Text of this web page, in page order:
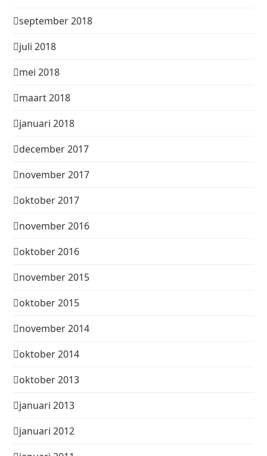
september 2018
juli 2018
mei 2018
maart 2018
januari 2018
december 2017
november 2017
oktober 2017
november 2016
oktober 2016
november 2015
oktober 2015
november 2014
oktober 2014
oktober 2013
januari 2013
januari 2012